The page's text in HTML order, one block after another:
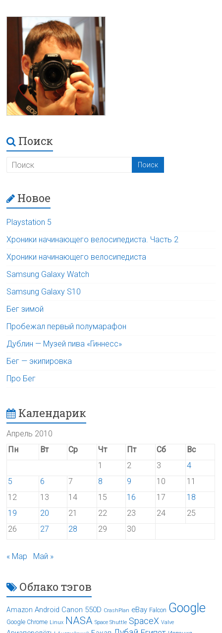
Поиск
Новое
Playstation 5
Хроники начинающего велосипедиста. Часть 2
Хроники начинающего велосипедиста
Samsung Galaxy Watch
Samsung Galaxy S10
Бег зимой
Пробежал первый полумарафон
Дублин — Музей пива «Гиннесс»
Бег — экипировка
Про Бег
Календарик
Апрель 2010
Пн
Вт Ср Чт Пт Сб
Вс
1
2 3
4
5
6 7 8 9 10
11
12
13 14 15 16 17
18
19
20 21 22 23 24
25
26
27 28 29 30
« Мар Май »
Облако тэгов
Amazon Android Canon 550D CrashPlan eBay Falcon Google
Google Chrome Linux NASA Space Shuttle SpaceX Valve